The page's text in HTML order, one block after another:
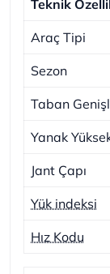
Teknik
Araç Tipi
Sezon
Taban
Yanak
Jant Çapı
Yük indeksi
Hız Kodu